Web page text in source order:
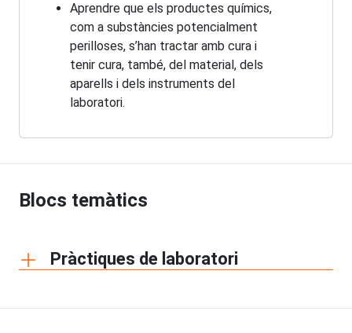
Aprendre que els productes químics,
com a substàncies potencialment
perilloses, s’han tractar amb cura i
tenir cura, també, del material, dels
aparells i dels instruments del
laboratori.
Blocs temàtics
Pràctiques de laboratori